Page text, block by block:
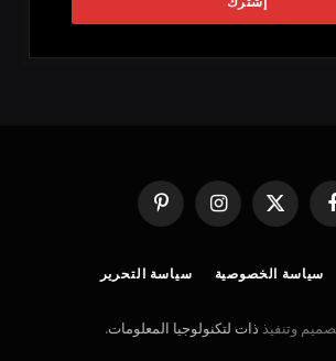
فيسبوك
X
(Twitter)
الانستغرامبينتيريست
سياسة الخصوصية سياسة التحرير
ذات لتكنولوجيا المعلومات.